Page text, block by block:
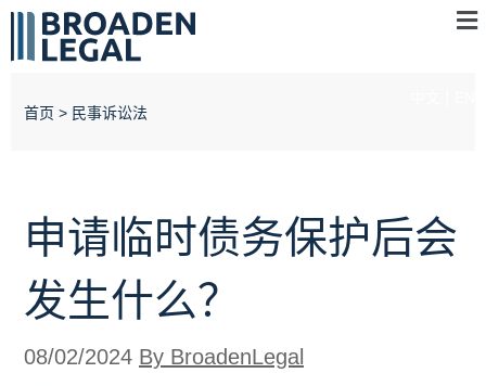
首页 > 民事诉讼法
申请临时债务保护后会
发生什么？
08/02/2024 By BroadenLegal